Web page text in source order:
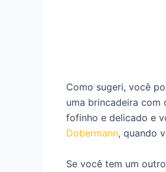
Como sugeri, você
uma brincadeira com
fofinho e delicado e
Dobermann, quando
Se você tem um